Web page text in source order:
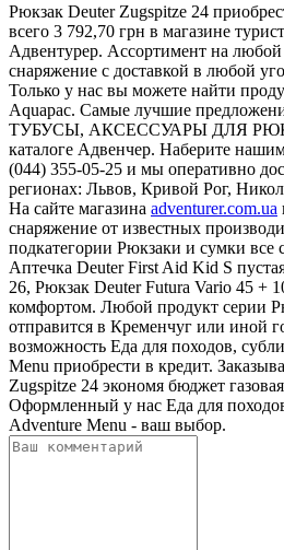
Рюкзак Deuter Zugspitze 24
всего 3 792,70 грн в магазине
Адвентурер. Ассортимент на любой
снаряжение с доставкой в любой
Только у нас вы можете найти
Aquapac. Самые лучшие
ТУБУСЫ, АКСЕССУАРЫ ДЛЯ
каталоге Адвенчер. Наберите
(044) 355-05-25 и мы оперативно
регионах: Львов, Кривой Рог,
На сайте магазина adventurer.com.ua
снаряжение от известных
подкатегории Рюкзаки и сумки все
Аптечка Deuter First Aid Kid S
26, Рюкзак Deuter Futura Vario 45 +
комфортом. Любой продукт серии
отправится в Кременчуг или иной
возможность Еда для походов,
Menu приобрести в кредит.
Zugspitze 24 экономя бюджет
Оформленный у нас Еда для
Adventure Menu - ваш выбор.